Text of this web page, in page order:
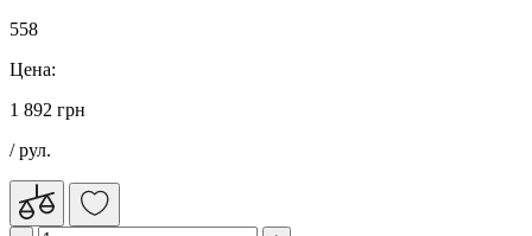
558
Цена:
1 892 грн
/ рул.